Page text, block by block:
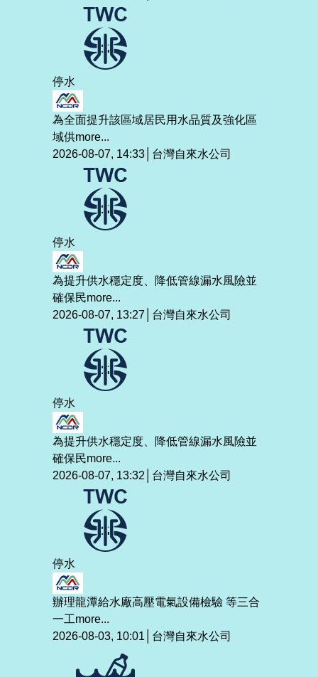
停水
為全面提升該區域居民用水品質及強化區
域供more...
2026-08-07, 14:33│台灣自來水公司
停水
為提升供水穩定度、降低管線漏水風險並
確保民more...
2026-08-07, 13:27│台灣自來水公司
停水
為提升供水穩定度、降低管線漏水風險並
確保民more...
2026-08-07, 13:32│台灣自來水公司
停水
辦理龍潭給水廠高壓電氣設備檢驗 等三合
一工more...
2026-08-03, 10:01│台灣自來水公司